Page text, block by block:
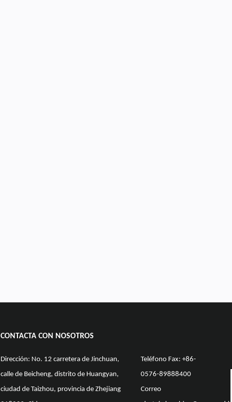
CONTACTA CON NOSOTROS
Dirección: No. 12 carretera de Jinchuan,
calle de Beicheng, distrito de Huangyan,
ciudad de Taizhou, provincia de Zhejiang
Teléfono Fax: +86-
0576-89888400
Correo